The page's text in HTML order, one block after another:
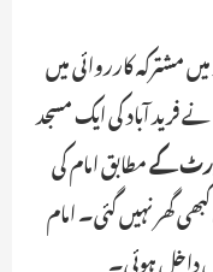
مشترکہ کارروائی میں
فرید آباد کی ایک مسجد
کےمطابق امام کی
گھر نہیں گئی۔ امام
داخل ہوئی۔